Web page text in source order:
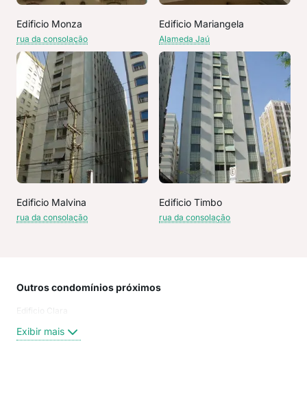
Edificio Monza
rua da consolação
Edificio Mariangela
Alameda Jaú
Edificio Malvina
rua da consolação
Edificio Timbo
rua da consolação
Outros condomínios próximos
Edificio Clara
Exibir mais